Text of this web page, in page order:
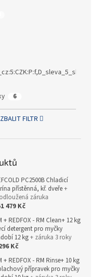
6
FILTR
PC2500B Chladicí
přístěnná, kř. dveře+
záruka
479 Kč
+ REDFOX - RM Clean+ 12 kg
detergent pro myčky
12 kg+ záruka 3 roky
Kč
+ REDFOX - RM Rinse+ 10 kg
přípravek pro myčky